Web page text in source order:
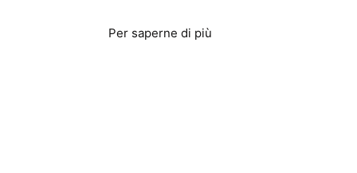
Per saperne di più